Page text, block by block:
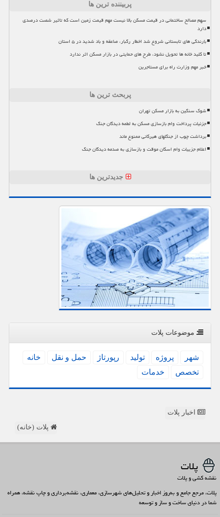
پربیننده ترین ها
سهم مصالح ساختمانی در قیمت مسکن بالا نیست مهم قیمت زمین است که تاثیر شصت درصدی
دارد
بارندگی های تابستانی شروع شد اخطار رگبار، صاعقه و باد شدید در ۵ استان
تا کلید خانه ها تحویل نشود، طرح های حمایتی در بازار مسکن اثر ندارد
خبر مهم وزارت راه برای مستاجرین
پربحث ترین ها
شوک سنگین به بازار مسکن تهران
جزئیات پرداخت وام بازسازی مسکن به لطمه دیدگان جنگ
برداشت چوب از جنگلهای هیرکانی ممنوع ماند
اعلام جزییات وام اسکان موقت و بازسازی به صدمه دیدگان جنگ
جدیدترین ها
موضوعات پلات
شهر پروژه تولید رپورتاژ حمل و نقل
خانه
تخصص
خدمات
اخبار پلات
پلات (خانه)
پلات
نقشه کشی و پلات
پلات، مرجع جامع و به‌روز اخبار و تحلیل‌های شهرسازی، معماری، نقشه‌برداری و چاپ نقشه، همراه
شما در دنیای ساخت و ساز و توسعه